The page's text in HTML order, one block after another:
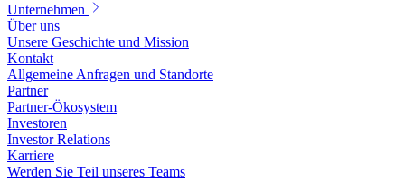
Unternehmen
Über uns
Unsere Geschichte und Mission
Kontakt
Allgemeine Anfragen und Standorte
Partner
Partner-Ökosystem
Investoren
Investor Relations
Karriere
Werden Sie Teil unseres Teams